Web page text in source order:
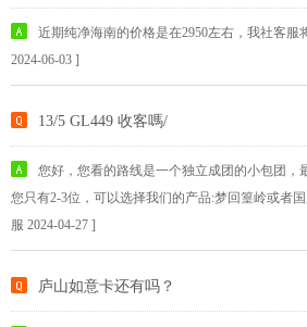
近期纯净海南的价格是在2950左右，我社客服
2024-06-03 ]
13/5 GL449 收客嗎/
您好，您看的路线是一个独立成团的小包团，
您只有2-3位，可以选择我们的产品:梦回篁岭或者
服 2024-04-27 ]
庐山如意卡还有吗？